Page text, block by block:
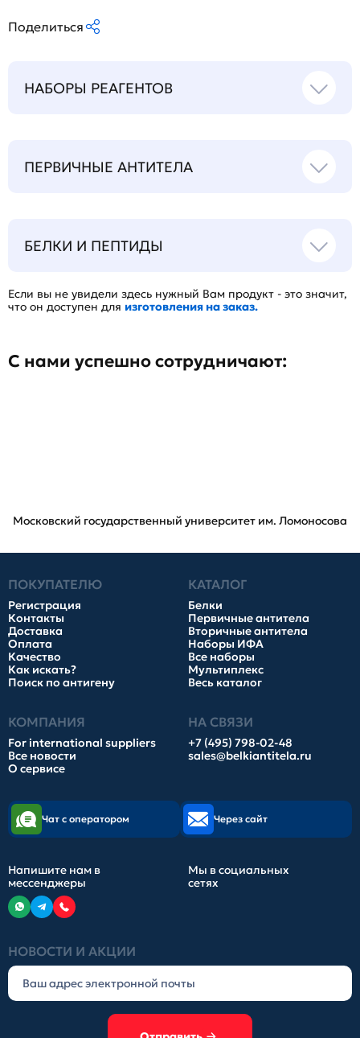
Поделиться
НАБОРЫ РЕАГЕНТОВ
ПЕРВИЧНЫЕ АНТИТЕЛА
БЕЛКИ И ПЕПТИДЫ
Если вы не увидели здесь нужный Вам продукт - это значит,
что он доступен для изготовления на заказ.
С нами успешно сотрудничают:
Московский государственный университет им. Ломоносова
ПОКУПАТЕЛЮ
Регистрация
Контакты
Доставка
Оплата
Качество
Как искать?
Поиск по антигену
КАТАЛОГ
Белки
Первичные антитела
Вторичные антитела
Наборы ИФА
Все наборы
Мультиплекс
Весь каталог
КОМПАНИЯ
For international suppliers
Все новости
О сервисе
НА СВЯЗИ
+7 (495) 798-02-48
sales@belkiantitela.ru
НОВОСТИ И АКЦИИ
Чат с оператором Через сайт
Напишите нам в
мессенджеры
Мы в социальных
сетях